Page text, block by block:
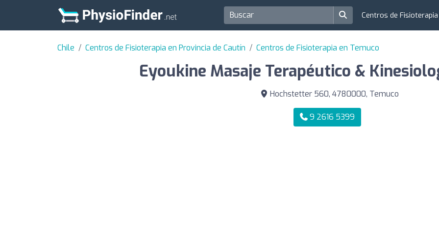
Centros de Fisioterapia
Chile Centros de Fisioterapia en Provincia de Cautín Centros de Fisioterapia en Temuco
Eyoukine Masaje Terapéutico &
Hochstetter 560, 4780000, Temuco
9 2616 5399